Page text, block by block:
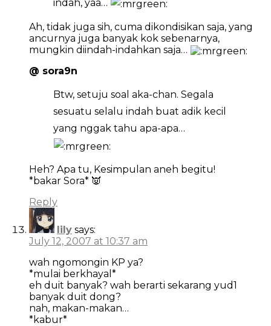
indah, yaa…
Ah, tidak juga sih, cuma dikondisikan saja, yang
ancurnya juga banyak kok sebenarnya,
mungkin diindah-indahkan saja…
@ sora9n
Btw, setuju soal aka-chan. Segala
sesuatu selalu indah buat adik kecil
yang nggak tahu apa-apa…
Heh? Apa tu, Kesimpulan aneh begitu!
*bakar Sora* 👿
Reply
lily says:
July 12, 2007 at 10:37 am
wah ngomongin KP ya?
*mulai berkhayal*
eh duit banyak? wah berarti sekarang yud1
banyak duit dong?
nah, makan-makan…
*kabur*